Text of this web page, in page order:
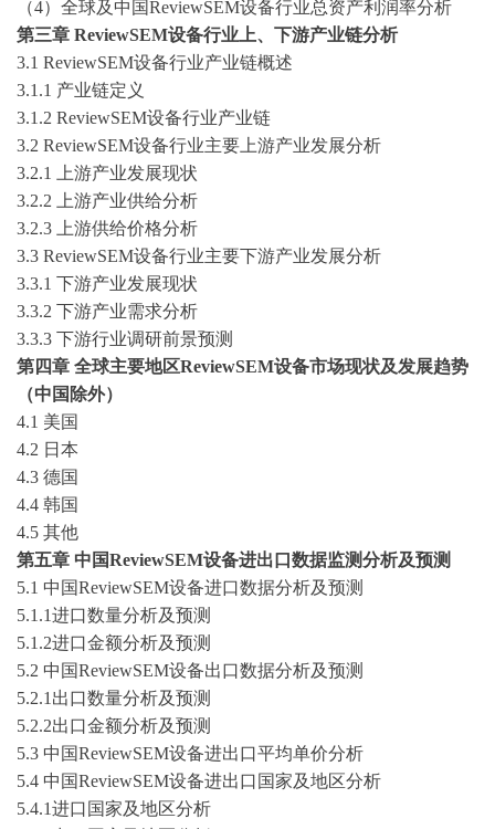
（4） 全球及 中国ReviewSEM设备行业总资产利润率分析
第三章 ReviewSEM设备行业上、下游产业链分析
3.1 ReviewSEM设备行业产业链概述
3.1.1 产业链定义
3.1.2 ReviewSEM设备行业产业链
3.2 ReviewSEM设备行业主要上游产业发展分析
3.2.1 上游产业发展现状
3.2.2 上游产业供给分析
3.2.3 上游供给价格分析
3.3 ReviewSEM设备行业主要下游产业发展分析
3.3.1 下游产业发展现状
3.3.2 下游产业需求分析
3.3.3 下游行业调研前景预测
第四章 全球主要地区ReviewSEM设备市场现状及发展趋势
（中国除外）
4.1 美国
4.2 日本
4.3 德国
4.4 韩国
4.5 其他
第五章 中国ReviewSEM设备进出口数据监测分析及预测
5.1 中国ReviewSEM设备进口数据分析及预测
5.1.1进口数量分析及预测
5.1.2进口金额分析及预测
5.2 中国ReviewSEM设备出口数据分析及预测
5.2.1出口数量分析及预测
5.2.2出口金额分析及预测
5.3 中国ReviewSEM设备进出口平均单价分析
5.4 中国ReviewSEM设备进出口国家及地区分析
5.4.1进口国家及地区分析